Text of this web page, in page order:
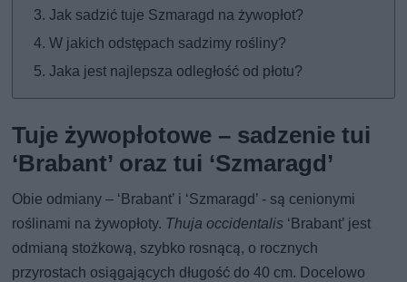
Jak sadzić tuje Szmaragd na żywopłot?
W jakich odstępach sadzimy rośliny?
Jaka jest najlepsza odległość od płotu?
Tuje żywopłotowe – sadzenie tui
‘Brabant’ oraz tui ‘Szmaragd’
Obie odmiany – ‘Brabant’ i ‘Szmaragd’ - są cenionymi
roślinami na żywopłoty. Thuja occidentalis ‘Brabant’ jest
odmianą stożkową, szybko rosnącą, o rocznych
przyrostach osiągających długość do 40 cm. Docelowo